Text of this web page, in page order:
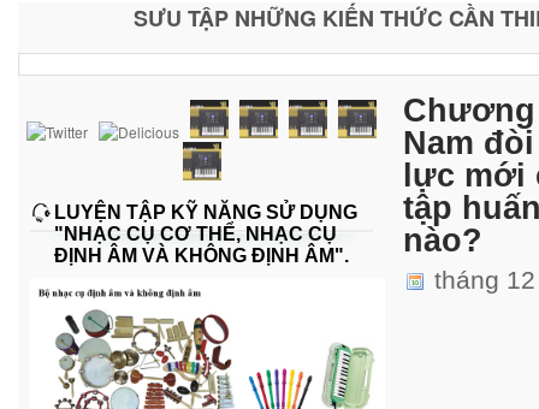
SƯU TẬP NHỮNG KIẾN THỨC CẦN
LUYỆN TẬP KỸ NĂNG SỬ DỤNG
"NHẠC CỤ CƠ THỂ, NHẠC CỤ
ĐỊNH ÂM VÀ KHÔNG ĐỊNH ÂM".
Nam
lực mới
tập
nào?
tháng